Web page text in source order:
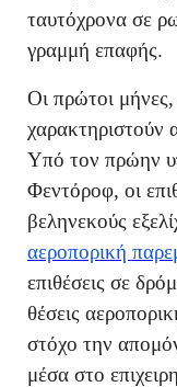
ταυτόχρονα σε
γραμμή επαφής.
Οι πρώτοι
χαρακτηριστούν
Υπό τον πρώην
Φεντόροφ, οι
βεληνεκούς
αεροπορική
επιθέσεις σε
θέσεις
στόχο την
μέσα στο